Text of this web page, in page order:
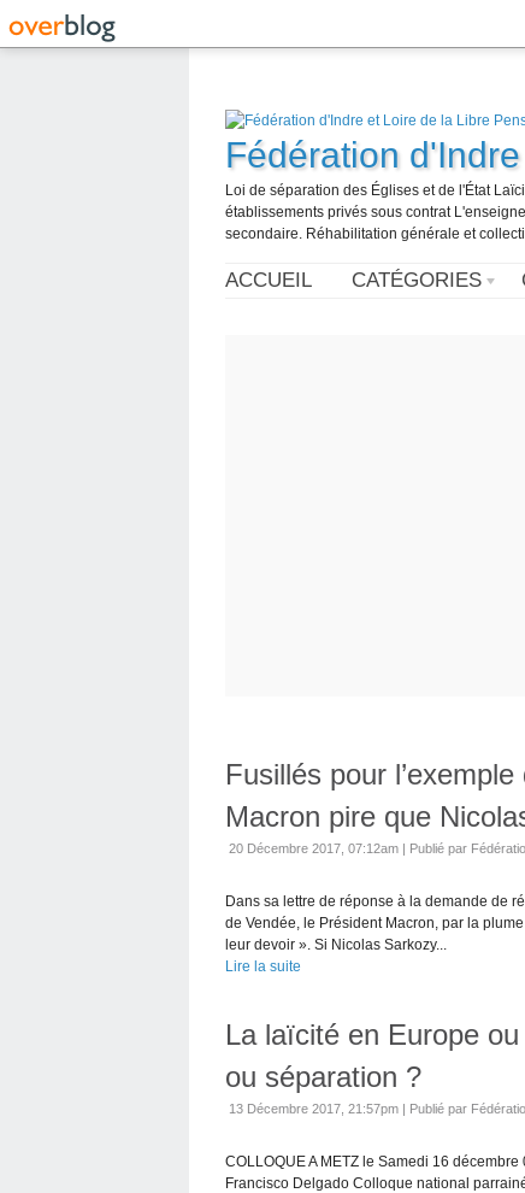
Fédération
Loi de séparation des Églises et de l'État
établissements privés sous contrat
secondaire. Réhabilitation générale et
ACCUEIL CATÉGORIES
Fusillés pour
Macron pire que
20 Décembre 2017, 07:12am | Publié par
Dans sa lettre de réponse à la demande de
de Vendée, le Président Macron, par la
leur devoir ». Si Nicolas Sarkozy...
Lire la suite
La laïcité en Europe
ou séparation ?
13 Décembre 2017, 21:57pm | Publié par
COLLOQUE A METZ le Samedi 16
Francisco Delgado Colloque national